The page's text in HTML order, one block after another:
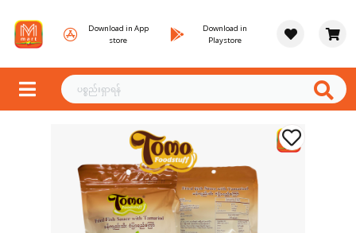
Download in App
store
Download in
Playstore